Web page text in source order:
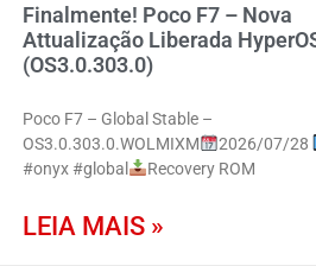
Finalmente! Poco F7 – Nova
Attualização Liberada
(OS3.0.303.0)
Poco F7 – Global Stable –
OS3.0.303.0.WOLMIXM
2026/07/28
#onyx #global
Recovery ROM
LEIA MAIS »